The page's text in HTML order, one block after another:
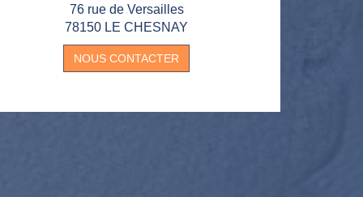
76 rue de Versailles
78150 LE CHESNAY
NOUS CONTACTER